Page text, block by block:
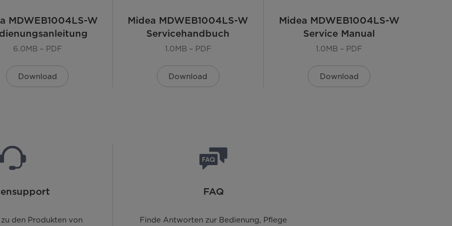
Knopfbedienung
MDWEB1004LS-W
6.0MB – PDF
Download
Midea MDWEB1004LS-W
Servicehandbuch
1.0MB – PDF
Download
Midea MDWEB1004LS-W
Service Manual
1.0MB – PDF
Download
den Produkten von
FAQ
Finde Antworten zur Bedienung, Pflege